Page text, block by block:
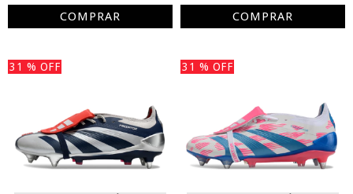
COMPRAR COMPRAR
31 % OFF 31 % OFF